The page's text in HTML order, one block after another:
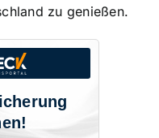
zu genießen.